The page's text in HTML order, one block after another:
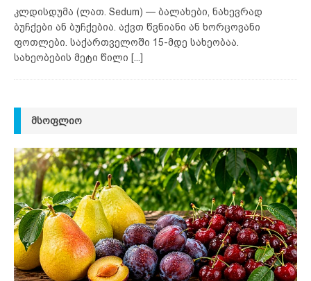
კლდისდუმა (ლათ. Sedum) — ბალახები, ნახევრად
ბუჩქები ან ბუჩქებია. აქვთ წვნიანი ან ხორცოვანი
ფოთლები. საქართველოში 15-მდე სახეობაა.
სახეობების მეტი წილი [...]
ᲛᲡᲝᲤᲚᲘᲝ